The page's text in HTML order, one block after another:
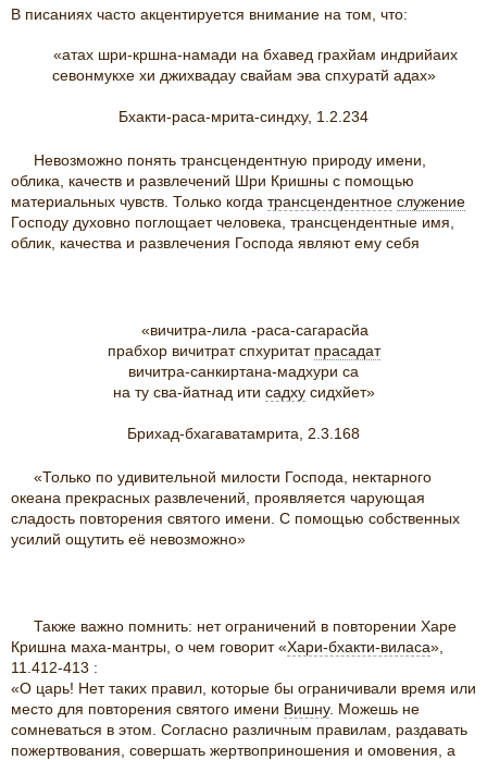
В писаниях часто акцентируется внимание на том, что:
«атах шри-кршна-намади на бхавед грахйам индрийаих
севонмукхе хи джихвадау свайам эва спхуратй адах»
Бхакти-раса-мрита-синдху, 1.2.234
Невозможно понять трансцендентную природу имени,
облика, качеств и развлечений Шри Кришны с помощью
материальных чувств. Только когда трансцендентное служение
Господу духовно поглощает человека, трансцендентные имя,
облик, качества и развлечения Господа являют ему себя
«вичитра-лила -раса-сагарасйа
прабхор вичитрат спхуритат прасадат
вичитра-санкиртана-мадхури са
на ту сва-йатнад ити садхусидхйет»
Брихад-бхагаватамрита, 2.3.168
«Только по удивительной милости Господа, нектарного
океана прекрасных развлечений, проявляется чарующая
сладость повторения святого имени. С помощью собственных
усилий ощутить её невозможно»
Также важно помнить: нет ограничений в повторении Харе
Кришна маха-мантры, о чем говорит «Хари-бхакти-виласа»,
11.412-413 :
«О царь! Нет таких правил, которые бы ограничивали время или
место для повторения святого имени Вишну. Можешь не
сомневаться в этом. Согласно различным правилам, раздавать
пожертвования, совершать жертвоприношения и омовения, а